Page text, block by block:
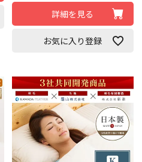
詳細を見る
お気に入り登録